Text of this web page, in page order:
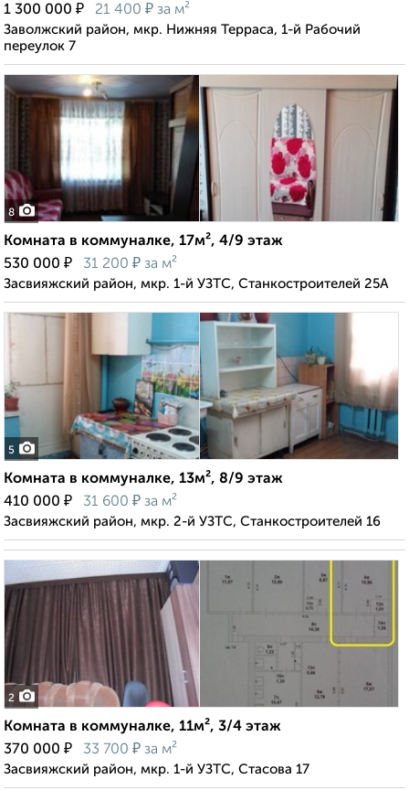
1 300 000 ₽ 21 400 ₽ за м²
Заволжский район, мкр. Нижняя Терраса, 1-й Рабочий
переулок 7
8
Комната в коммуналке, 17м², 4/9 этаж
530 000 ₽ 31 200 ₽ за м²
Засвияжский район, мкр. 1-й УЗТС, Станкостроителей 25А
5
Комната в коммуналке, 13м², 8/9 этаж
410 000 ₽ 31 600 ₽ за м²
Засвияжский район, мкр. 2-й УЗТС, Станкостроителей 16
2
Комната в коммуналке, 11м², 3/4 этаж
370 000 ₽ 33 700 ₽ за м²
Засвияжский район, мкр. 1-й УЗТС, Стасова 17